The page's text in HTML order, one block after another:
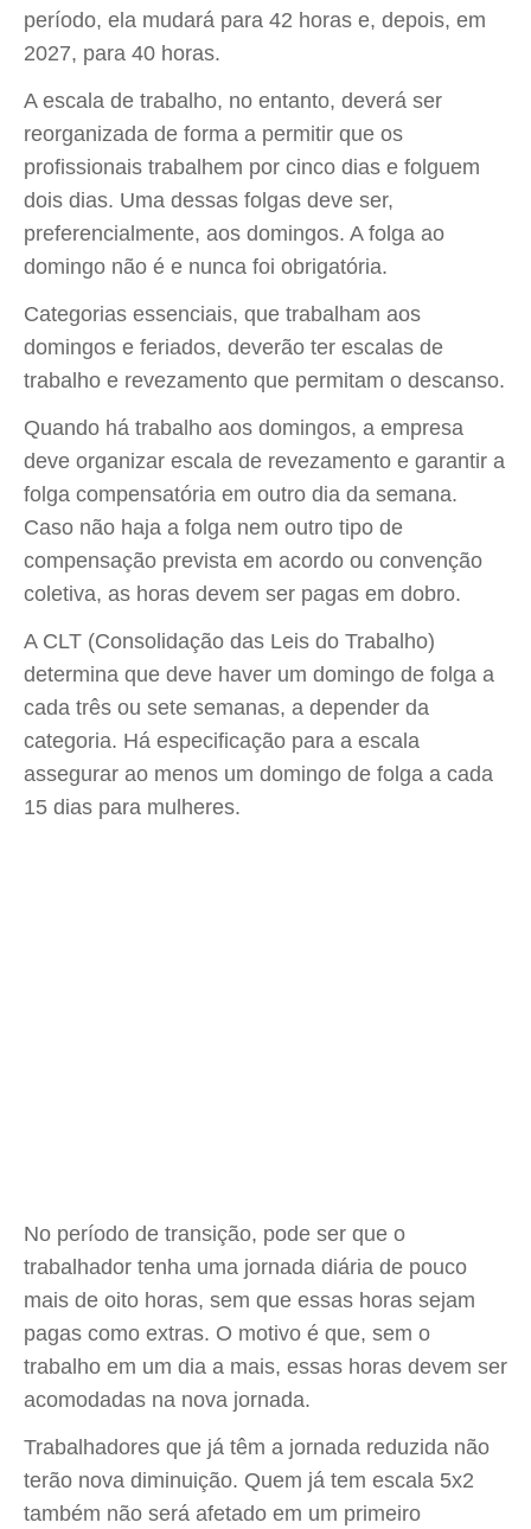
período, ela mudará para 42 horas e, depois, em
2027, para 40 horas.
A escala de trabalho, no entanto, deverá ser
reorganizada de forma a permitir que os
profissionais trabalhem por cinco dias e folguem
dois dias. Uma dessas folgas deve ser,
preferencialmente, aos domingos. A folga ao
domingo não é e nunca foi obrigatória.
Categorias essenciais, que trabalham aos
domingos e feriados, deverão ter escalas de
trabalho e revezamento que permitam o descanso.
Quando há trabalho aos domingos, a empresa
deve organizar escala de revezamento e garantir a
folga compensatória em outro dia da semana.
Caso não haja a folga nem outro tipo de
compensação prevista em acordo ou convenção
coletiva, as horas devem ser pagas em dobro.
A CLT (Consolidação das Leis do Trabalho)
determina que deve haver um domingo de folga a
cada três ou sete semanas, a depender da
categoria. Há especificação para a escala
assegurar ao menos um domingo de folga a cada
15 dias para mulheres.
No período de transição, pode ser que o
trabalhador tenha uma jornada diária de pouco
mais de oito horas, sem que essas horas sejam
pagas como extras. O motivo é que, sem o
trabalho em um dia a mais, essas horas devem ser
acomodadas na nova jornada.
Trabalhadores que já têm a jornada reduzida não
terão nova diminuição. Quem já tem escala 5x2
também não será afetado em um primeiro